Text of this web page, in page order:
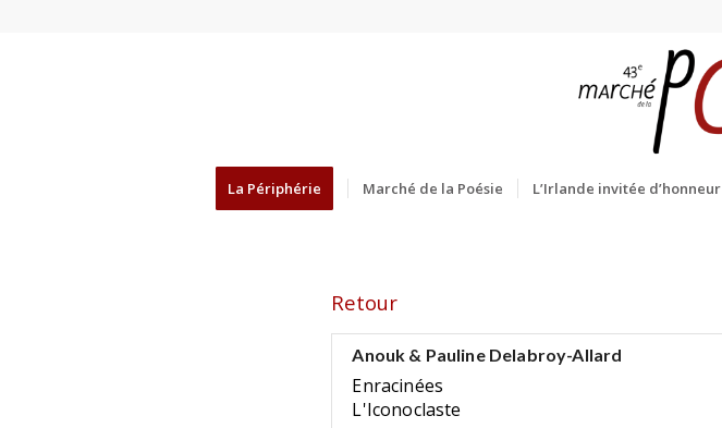
La Périphérie Marché de la Poésie L’Irlande invitée d’honneur
Retour
Anouk & Pauline Delabroy-Allard
Enracinées
L'Iconoclaste